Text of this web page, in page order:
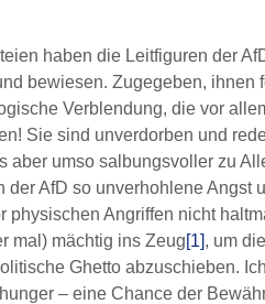
haben die Leitfiguren der
bewiesen. Zugegeben, ihnen
Verblendung, die vor
Sie sind unverdorben und
aber umso salbungsvoller zu
AfD so unverhohlene Angst
physischen Angriffen nicht
mal) mächtig ins Zeug[1], um die
Ghetto abzuschieben.
– eine Chance der